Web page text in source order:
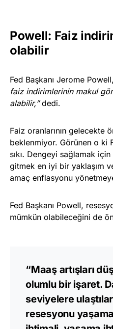
Powell: Faiz
olabilir
Fed Başkanı Jerome Powell,
faiz indirimlerinin makul
alabilir,”dedi.
Faiz oranlarının gelecekte
beklenmiyor. Görünen o ki
sıkı. Dengeyi sağlamak
gitmek en iyi bir yaklaşım
amaç enflasyonu
Fed Başkanı Powell,
mümkün olabileceğini de
“Maaş artışları
olumlu bir işaret.
seviyelere
resesyonu